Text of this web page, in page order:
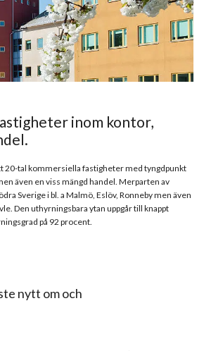
inom kontor,
20-tal kommersiella fastigheter med tyngdpunkt
även en viss mängd handel. Merparten av
Sverige i bl. a Malmö, Eslöv, Ronneby men även
Den uthyrningsbara ytan uppgår till knappt
på 92 procent.
nytt om och